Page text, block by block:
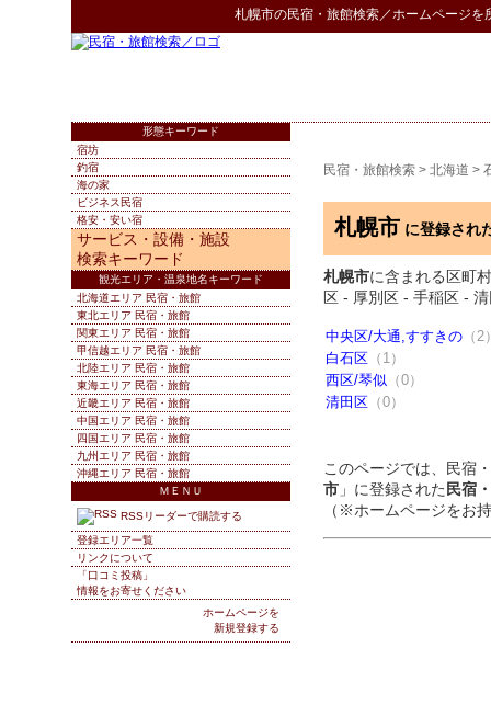
札幌市の民宿・旅館検索／ホームページを
民宿・旅館検索 > 北海道 >
札幌市 に登録され
札幌市に含まれる区町
区 - 厚別区 - 手稲区 -
中央区/大通,すすきの （2
白石区 （1）
西区/琴似 （0）
清田区 （0）
このページでは、民宿
市 」に登録された 民宿
（※ホームページをお
形態キーワード
宿坊
釣宿
海の家
ビジネス民宿
格安・安い宿
サービス・設備・施設
検索キーワード
観光エリア・温泉地名キーワード
北海道エリア 民宿・旅館
東北エリア 民宿・旅館
関東エリア 民宿・旅館
甲信越エリア 民宿・旅館
北陸エリア 民宿・旅館
東海エリア 民宿・旅館
近畿エリア 民宿・旅館
中国エリア 民宿・旅館
四国エリア 民宿・旅館
九州エリア 民宿・旅館
沖縄エリア 民宿・旅館
ＭＥＮＵ
RSSリーダーで購読する
登録エリア一覧
リンクについて
「口コミ投稿」
情報をお寄せください
ホームページを
新規登録する